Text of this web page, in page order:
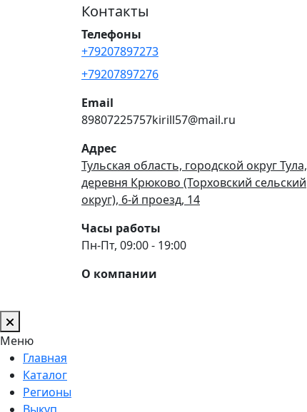
Контакты
Телефоны
+79207897273
+79207897276
Email
89807225757kirill57@mail.ru
Адрес
Тульская область, городской округ Тула,
деревня Крюково (Торховский сельский
округ), 6-й проезд, 14
Часы работы
Пн-Пт, 09:00 - 19:00
О компании
Меню
Главная
Каталог
Регионы